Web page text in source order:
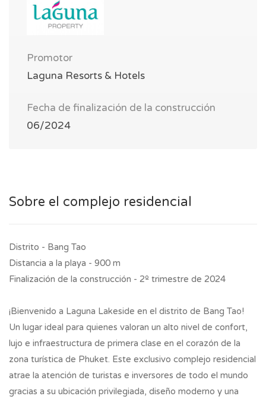
Promotor
Laguna Resorts & Hotels
Fecha de finalización de la construcción
06/2024
Sobre el complejo residencial
Distrito - Bang Tao
Distancia a la playa - 900 m
Finalización de la construcción - 2º trimestre de 2024
¡Bienvenido a Laguna Lakeside en el distrito de Bang Tao!
Un lugar ideal para quienes valoran un alto nivel de confort,
lujo e infraestructura de primera clase en el corazón de la
zona turística de Phuket. Este exclusivo complejo residencial
atrae la atención de turistas e inversores de todo el mundo
gracias a su ubicación privilegiada, diseño moderno y una